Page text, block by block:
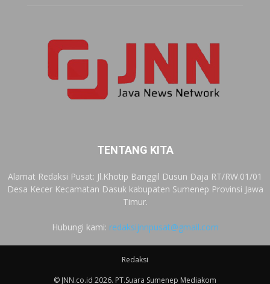
TENTANG KITA
Alamat Redaksi Pusat: Jl.Khotip Banggil Dusun Daja RT/RW.01/01
Desa Kecer Kecamatan Dasuk kabupaten Sumenep Provinsi Jawa
Timur.
Hubungi kami: redaksijnnpusat@gmail.com
Redaksi
© JNN.co.id 2026. PT.Suara Sumenep Mediakom